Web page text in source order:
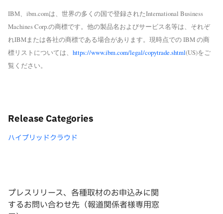
IBM、ibm.comは、世界の多くの国で登録されたInternational Business
Machines Corp.の商標です。他の製品名およびサービス名等は、それぞ
れIBMまたは各社の商標である場合があります。現時点での IBM の商
標リストについては、 https://www.ibm.com/legal/copytrade.shtml(US)をご
覧ください。
Release Categories
ハイブリッドクラウド
プレスリリース、各種取材のお申込みに関
するお問い合わせ先（報道関係者様専用窓